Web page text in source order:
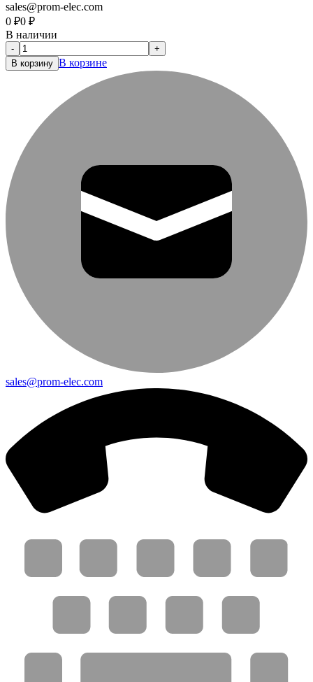
sales@prom-elec.com
0 ₽0 ₽
В наличии
-
+
В корзину В корзине
sales@prom-elec.com